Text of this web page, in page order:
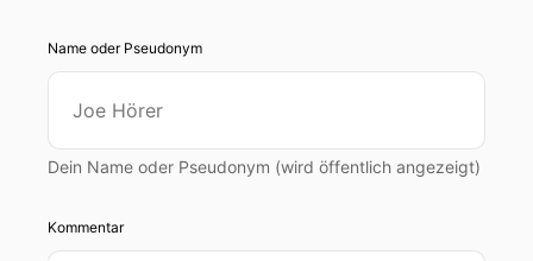
Name oder Pseudonym
Dein Name oder Pseudonym (wird öffentlich angezeigt)
Kommentar